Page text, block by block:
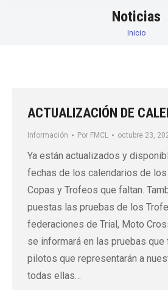
Noticias
Estás aquí:
Inicio
ACTUALIZACIÓN DE
Información Por FMCL octubre 23,
Ya están actualizados y
fechas de los calendarios de los
Copas y Trofeos que faltan.
puestas las pruebas de los
federaciones de Trial, Moto
se informará en las pruebas
pilotos que representarán a
todas ellas…